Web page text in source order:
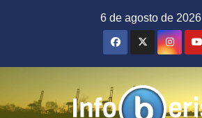
6 de agosto de 2026